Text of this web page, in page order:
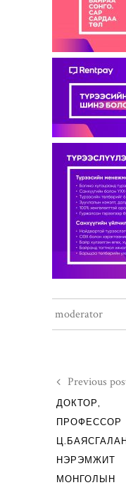
moderator
Previous
ДОКТОР,
ПРОФЕССОР
НЭРЭМЖИТ
МОНГОЛЫН